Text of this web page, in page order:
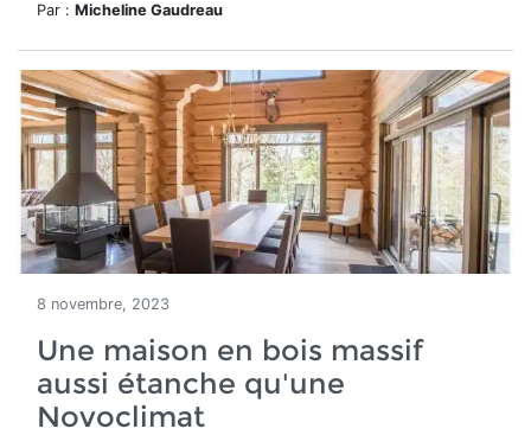
Par : Micheline Gaudreau
8 novembre, 2023
Une maison en bois massif
aussi étanche qu'une
Novoclimat